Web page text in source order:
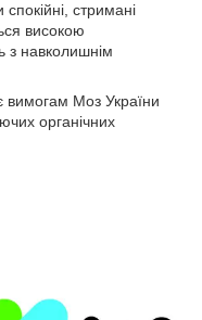
стримані
високою
з навколишнім
вимогам Моз України
органічних